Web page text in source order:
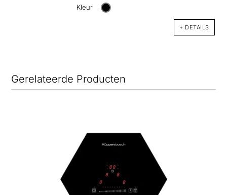
Kleur
+ DETAILS
Gerelateerde Producten